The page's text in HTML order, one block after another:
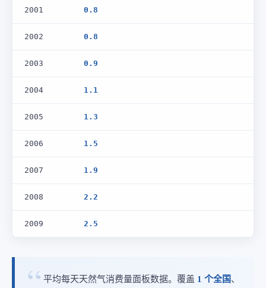
2001 0.8
2002 0.8
2003 0.9
2004 1.1
2005 1.3
2006 1.5
2007 1.9
2008 2.2
2009 2.5
平均每天天然气消费量面板数据。覆盖 1 个全国、